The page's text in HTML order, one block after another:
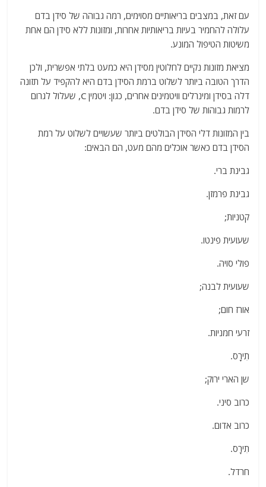
עם זאת, במצבים בריאותיים מסוימים, רמה גבוהה של סידן בדם
עלולה להחמיר בעיות בריאותיות אחרות, ומזונות ללא סידן הם אחת
משיטות הטיפול המונע.
מציאת מזונות נקיים לחלוטין מסידן היא כמעט בלתי אפשרית, ולכן
הדרך הטובה ביותר לשלוט ברמת הסידן בדם היא להקפיד על תזונה
דלה בסידן ומינרלים וויטמינים אחרים, כגון: ויטמין C, שעלול לגרום
לרמות גבוהות של סידן בדם.
בין המזונות דלי הסידן הבולטים ביותר שעשויים לשלוט על רמת
הסידן בדם כאשר אוכלים מהם מעט, הם הבאים:
גבינת ברי.
גבינת פרמזן.
קטניות;
שעועית פינטו.
פולי סויה.
שעועית לבנה;
אורז חום;
זרעי חמניות.
תִירָס.
שן הארי ירוק;
כרוב סיני.
כרוב אדום.
תִירָס.
חרדל.